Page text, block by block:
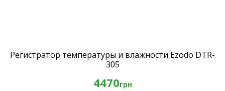
Регистратор температуры и влажности Ezodo DTR-
305
4470грн